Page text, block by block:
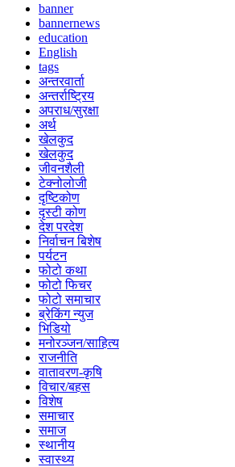
banner
bannernews
education
English
tags
अन्तरवार्ता
अन्तर्राष्ट्रिय
अपराध/सुरक्षा
अर्थ
खेलकुद
खेलकुद
जीवनशैली
टेक्नोलोजी
दृष्टिकोण
दृस्टी कोण
देश परदेश
निर्वाचन बिशेष
पर्यटन
फोटो कथा
फोटो फिचर
फोटो समाचार
ब्रेकिंग न्युज
भिडियो
मनोरञ्जन/साहित्य
राजनीति
वातावरण-कृषि
विचार/बहस
विशेष
समाचार
समाज
स्थानीय
स्वास्थ्य